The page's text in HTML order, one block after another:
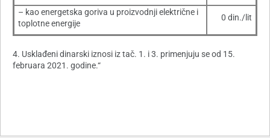
– kao energetska goriva u proizvodnji električne i
toplotne energije
0 din./lit
4. Usklađeni dinarski iznosi iz tač. 1. i 3. primenjuju se od 15.
februara 2021. godine.“